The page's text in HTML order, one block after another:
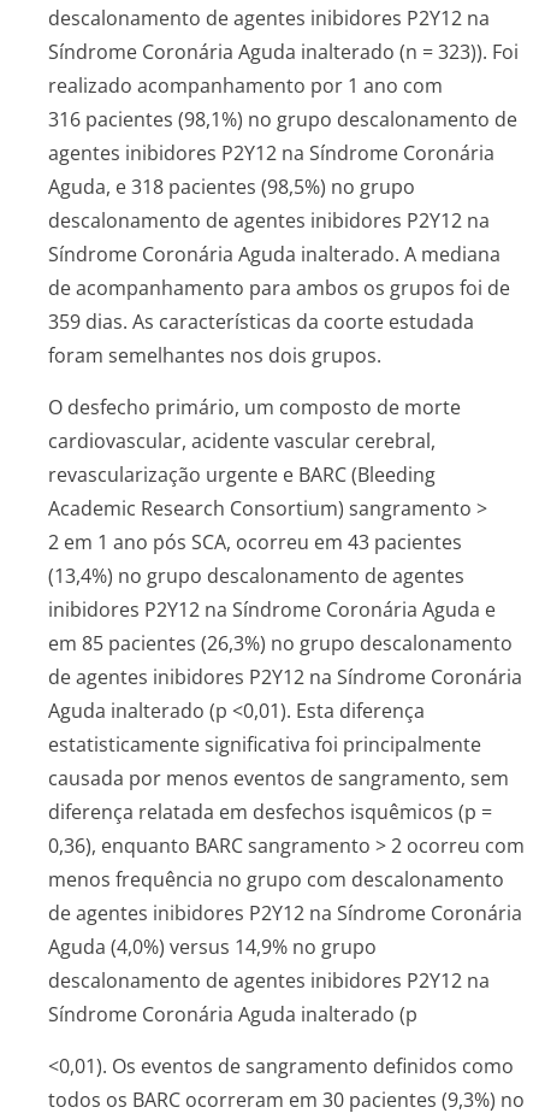
descalonamento de agentes inibidores P2Y12 na
Síndrome Coronária Aguda inalterado (n = 323)). Foi
realizado acompanhamento por 1 ano com
316 pacientes (98,1%) no grupo descalonamento de
agentes inibidores P2Y12 na Síndrome Coronária
Aguda, e 318 pacientes (98,5%) no grupo
descalonamento de agentes inibidores P2Y12 na
Síndrome Coronária Aguda inalterado. A mediana
de acompanhamento para ambos os grupos foi de
359 dias. As características da coorte estudada
foram semelhantes nos dois grupos.
O desfecho primário, um composto de morte
cardiovascular, acidente vascular cerebral,
revascularização urgente e BARC (Bleeding
Academic Research Consortium) sangramento >
2 em 1 ano pós SCA, ocorreu em 43 pacientes
(13,4%) no grupo descalonamento de agentes
inibidores P2Y12 na Síndrome Coronária Aguda e
em 85 pacientes (26,3%) no grupo descalonamento
de agentes inibidores P2Y12 na Síndrome Coronária
Aguda inalterado (p <0,01). Esta diferença
estatisticamente significativa foi principalmente
causada por menos eventos de sangramento, sem
diferença relatada em desfechos isquêmicos (p =
0,36), enquanto BARC sangramento > 2 ocorreu com
menos frequência no grupo com descalonamento
de agentes inibidores P2Y12 na Síndrome Coronária
Aguda (4,0%) versus 14,9% no grupo
descalonamento de agentes inibidores P2Y12 na
Síndrome Coronária Aguda inalterado (p
<0,01). Os eventos de sangramento definidos como
todos os BARC ocorreram em 30 pacientes (9,3%) no